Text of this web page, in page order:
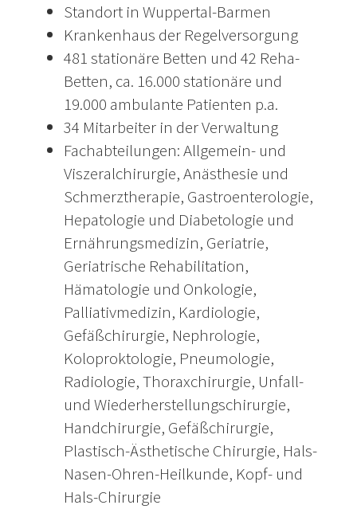
Standort in Wuppertal-Barmen
Krankenhaus der Regelversorgung
481 stationäre Betten und 42 Reha-
Betten, ca. 16.000 stationäre und
19.000 ambulante Patienten p.a.
34 Mitarbeiter in der Verwaltung
Fachabteilungen: Allgemein- und
Viszeralchirurgie, Anästhesie und
Schmerztherapie, Gastroenterologie,
Hepatologie und Diabetologie und
Ernährungsmedizin, Geriatrie,
Geriatrische Rehabilitation,
Hämatologie und Onkologie,
Palliativmedizin, Kardiologie,
Gefäßchirurgie, Nephrologie,
Koloproktologie, Pneumologie,
Radiologie, Thoraxchirurgie, Unfall-
und Wiederherstellungschirurgie,
Handchirurgie, Gefäßchirurgie,
Plastisch-Ästhetische Chirurgie, Hals-
Nasen-Ohren-Heilkunde, Kopf- und
Hals-Chirurgie